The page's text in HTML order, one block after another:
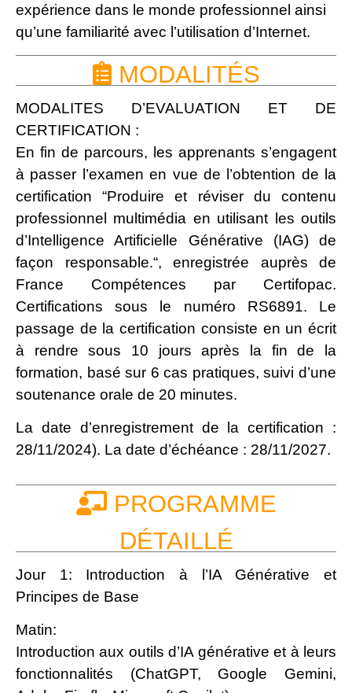
expérience dans le monde professionnel ainsi
qu’une familiarité avec l’utilisation d’Internet.
MODALITÉS
MODALITES D’EVALUATION ET DE
CERTIFICATION :
En fin de parcours, les apprenants s’engagent
à passer l’examen en vue de l’obtention de la
certification “Produire et réviser du contenu
professionnel multimédia en utilisant les outils
d’Intelligence Artificielle Générative (IAG) de
façon responsable.“, enregistrée auprès de
France Compétences par Certifopac.
Certifications sous le numéro RS6891. Le
passage de la certification consiste en un écrit
à rendre sous 10 jours après la fin de la
formation, basé sur 6 cas pratiques, suivi d’une
soutenance orale de 20 minutes.
La date d’enregistrement de la certification :
28/11/2024). La date d’échéance : 28/11/2027.
PROGRAMME
DÉTAILLÉ
Jour 1: Introduction à l’IA Générative et
Principes de Base
Matin:
Introduction aux outils d’IA générative et à leurs
fonctionnalités (ChatGPT, Google Gemini,